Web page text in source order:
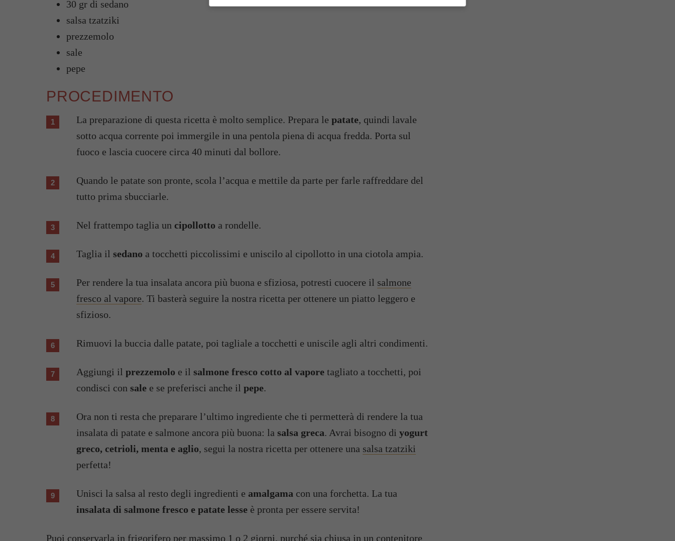
30 gr di sedano
salsa tzatziki
prezzemolo
sale
pepe
PROCEDIMENTO
La preparazione di questa ricetta è molto semplice. Prepara le patate, quindi lavale
sotto acqua corrente poi immergile in una pentola piena di acqua fredda. Porta sul
fuoco e lascia cuocere circa 40 minuti dal bollore.
Quando le patate son pronte, scola l’acqua e mettile da parte per farle raffreddare del
tutto prima sbucciarle.
Nel frattempo taglia un cipollotto a rondelle.
Taglia il sedano a tocchetti piccolissimi e uniscilo al cipollotto in una ciotola ampia.
Per rendere la tua insalata ancora più buona e sfiziosa, potresti cuocere il salmone
fresco al vapore. Ti basterà seguire la nostra ricetta per ottenere un piatto leggero e
sfizioso.
Rimuovi la buccia dalle patate, poi tagliale a tocchetti e uniscile agli altri condimenti.
Aggiungi il prezzemolo e il salmone fresco cotto al vapore tagliato a tocchetti, poi
condisci con sale e se preferisci anche il pepe.
Ora non ti resta che preparare l’ultimo ingrediente che ti permetterà di rendere la tua
insalata di patate e salmone ancora più buona: la salsa greca. Avrai bisogno di yogurt
greco, cetrioli, menta e aglio, segui la nostra ricetta per ottenere una salsa tzatziki
perfetta!
Unisci la salsa al resto degli ingredienti e amalgama con una forchetta. La tua
insalata di salmone fresco e patate lesse è pronta per essere servita!
Puoi conservarla in frigorifero per massimo 1 o 2 giorni, purché sia chiusa in un contenitore